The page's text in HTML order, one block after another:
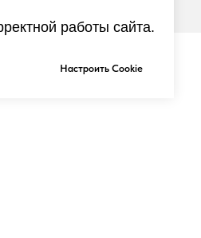
работы сайта.
Настроить Cookie